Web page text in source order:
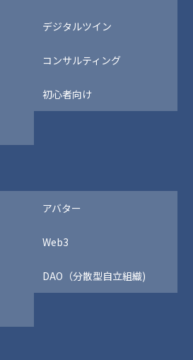
デジタルツイン
コンサルティング
初心者向け
アバター
Web3
DAO（分散型自立組織)